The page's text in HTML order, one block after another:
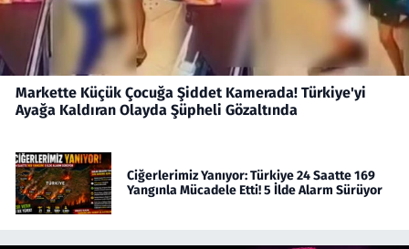
Markette Küçük Çocuğa Şiddet Kamerada! Türkiye'yi
Ayağa Kaldıran Olayda Şüpheli Gözaltında
Ciğerlerimiz Yanıyor: Türkiye 24 Saatte 169
Yangınla Mücadele Etti! 5 İlde Alarm Sürüyor